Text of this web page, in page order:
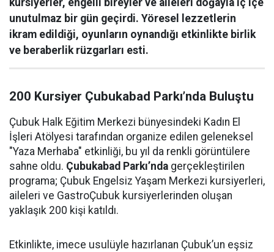
kursiyerler, engelli bireyler ve aileleri doğayla iç içe
unutulmaz bir gün geçirdi. Yöresel lezzetlerin
ikram edildiği, oyunların oynandığı etkinlikte birlik
ve beraberlik rüzgarları esti.
200 Kursiyer Çubukabad Parkı’nda Buluştu
Çubuk Halk Eğitim Merkezi bünyesindeki Kadın El
İşleri Atölyesi tarafından organize edilen geleneksel
"Yaza Merhaba" etkinliği, bu yıl da renkli görüntülere
sahne oldu. Çubukabad Parkı’nda gerçekleştirilen
programa; Çubuk Engelsiz Yaşam Merkezi kursiyerleri,
aileleri ve GastroÇubuk kursiyerlerinden oluşan
yaklaşık 200 kişi katıldı.
Etkinlikte, imece usulüyle hazırlanan Çubuk’un eşsiz